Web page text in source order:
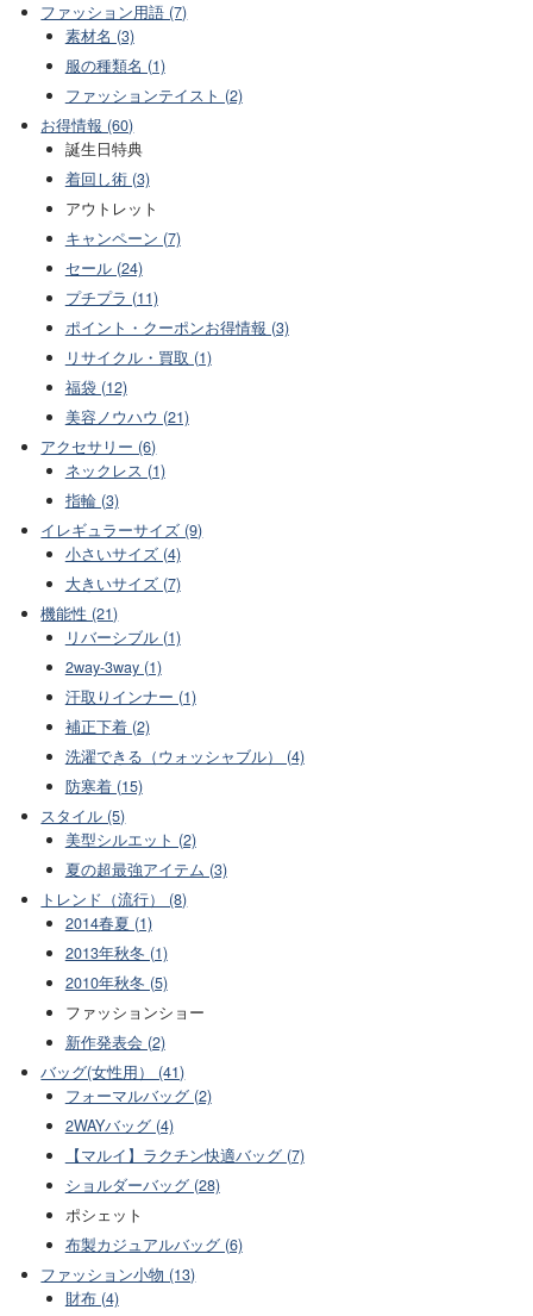
ファッション用語 (7)
素材名 (3)
服の種類名 (1)
ファッションテイスト (2)
お得情報 (60)
誕生日特典
着回し術 (3)
アウトレット
キャンペーン (7)
セール (24)
プチプラ (11)
ポイント・クーポンお得情報 (3)
リサイクル・買取 (1)
福袋 (12)
美容ノウハウ (21)
アクセサリー (6)
ネックレス (1)
指輪 (3)
イレギュラーサイズ (9)
小さいサイズ (4)
大きいサイズ (7)
機能性 (21)
リバーシブル (1)
2way-3way (1)
汗取りインナー (1)
補正下着 (2)
洗濯できる（ウォッシャブル） (4)
防寒着 (15)
スタイル (5)
美型シルエット (2)
夏の超最強アイテム (3)
トレンド（流行） (8)
2014春夏 (1)
2013年秋冬 (1)
2010年秋冬 (5)
ファッションショー
新作発表会 (2)
バッグ(女性用） (41)
フォーマルバッグ (2)
2WAYバッグ (4)
【マルイ】ラクチン快適バッグ (7)
ショルダーバッグ (28)
ポシェット
布製カジュアルバッグ (6)
ファッション小物 (13)
財布 (4)